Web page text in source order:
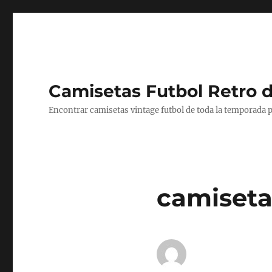
Camisetas Futbol Retro
Encontrar camisetas vintage futbol de toda la temporada